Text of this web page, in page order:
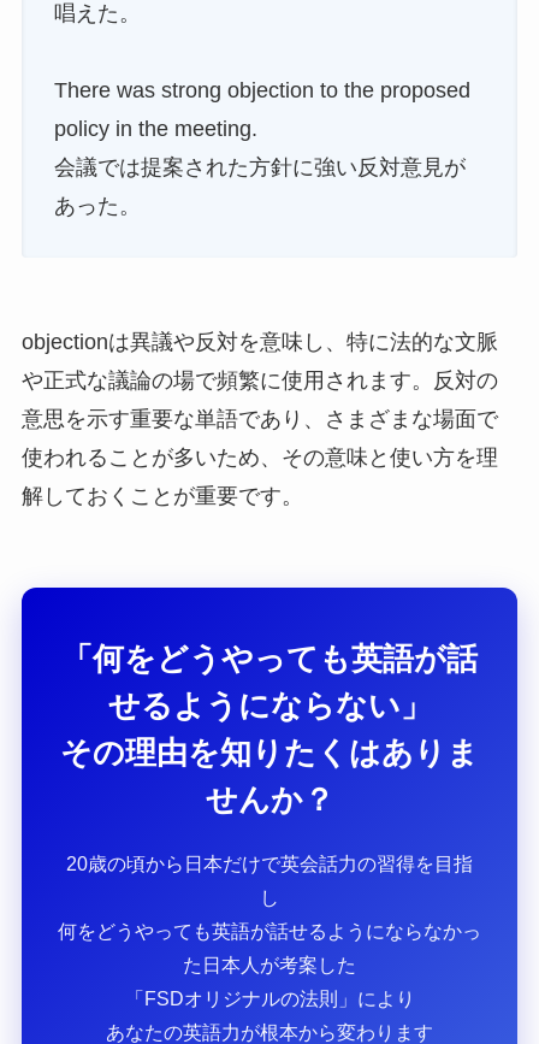
唱えた。
There was strong objection to the proposed
policy in the meeting.
会議では提案された方針に強い反対意見が
あった。
objectionは異議や反対を意味し、特に法的な文脈
や正式な議論の場で頻繁に使用されます。反対の
意思を示す重要な単語であり、さまざまな場面で
使われることが多いため、その意味と使い方を理
解しておくことが重要です。
「何をどうやっても英語が話
せるようにならない」
その理由を知りたくはありま
せんか？
20歳の頃から日本だけで英会話力の習得を目指
し
何をどうやっても英語が話せるようにならなかっ
た日本人が考案した
「FSDオリジナルの法則」により
あなたの英語力が根本から変わります